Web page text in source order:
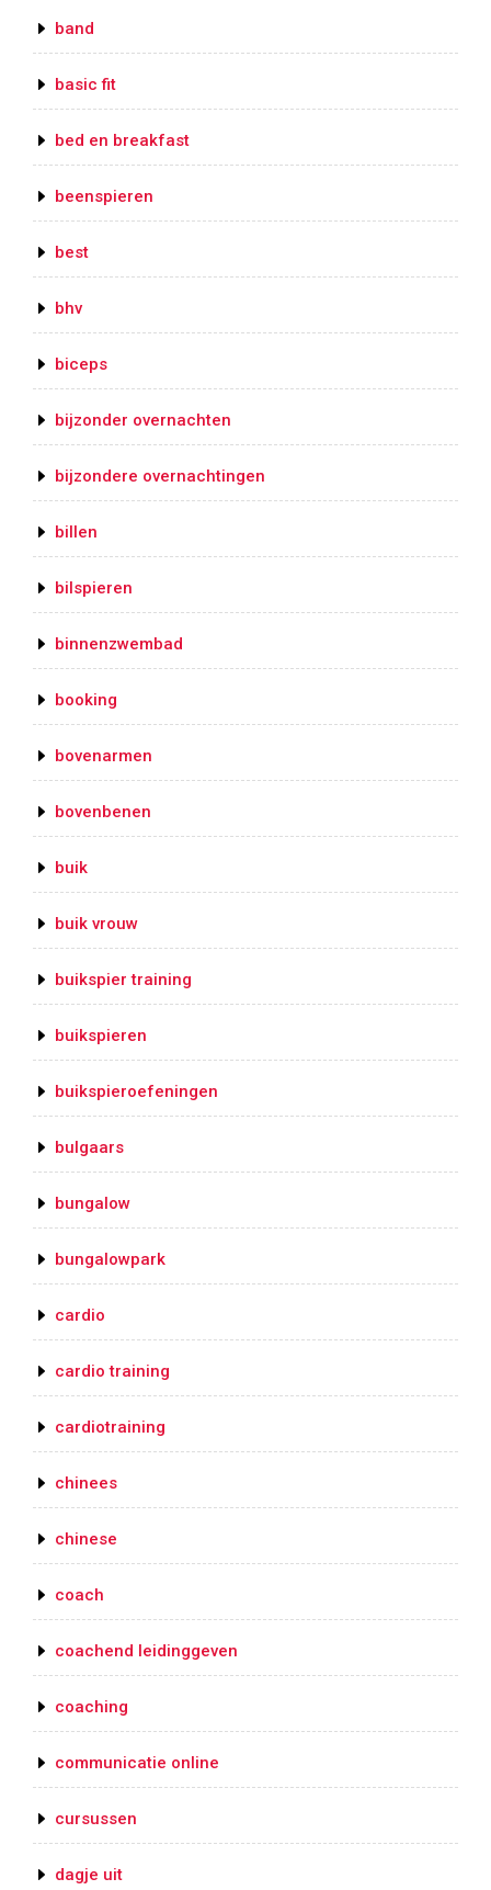
band
basic fit
bed en breakfast
beenspieren
best
bhv
biceps
bijzonder overnachten
bijzondere overnachtingen
billen
bilspieren
binnenzwembad
booking
bovenarmen
bovenbenen
buik
buik vrouw
buikspier training
buikspieren
buikspieroefeningen
bulgaars
bungalow
bungalowpark
cardio
cardio training
cardiotraining
chinees
chinese
coach
coachend leidinggeven
coaching
communicatie online
cursussen
dagje uit